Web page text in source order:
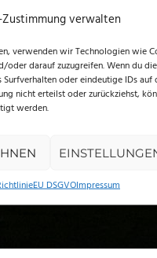
verwalten
verwenden wir Technologien wie
oder darauf zuzugreifen. Wenn du
oder eindeutige IDs auf
nicht erteilst oder zurückziehst,
werden.
EU DSGVOImpressum